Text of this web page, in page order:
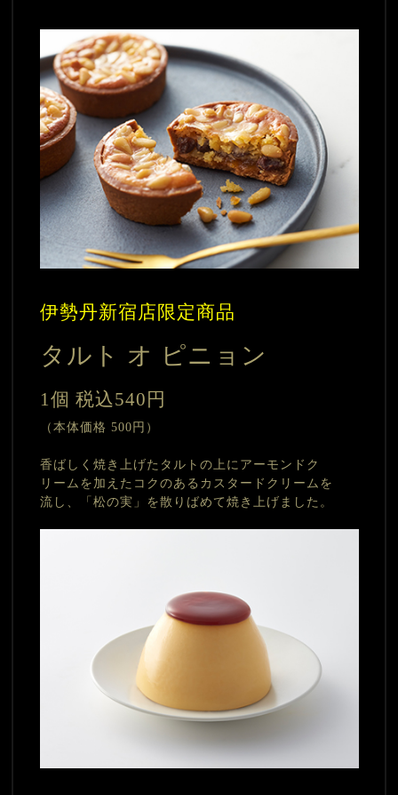
伊勢丹新宿店限定商品
タルト オ ピニョン
1個 税込540円
（本体価格 500円）
香ばしく焼き上げたタルトの上にアーモンドク
リームを加えたコクのあるカスタードクリームを
流し、「松の実」を散りばめて焼き上げました。